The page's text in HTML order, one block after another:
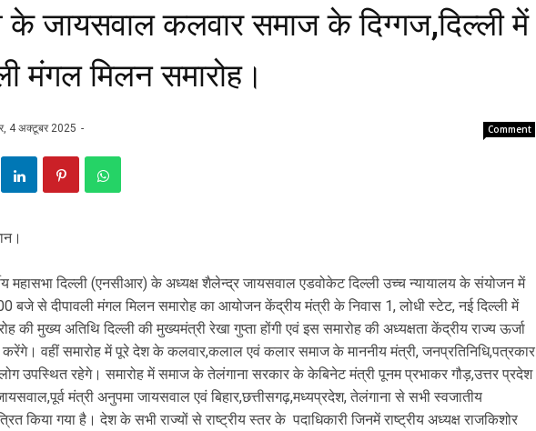
जायसवाल कलवार समाज के दिग्गज,दिल्ली में
मंगल मिलन समारोह।
4 अक्टूबर 2025 Comment
महासभा दिल्ली (एनसीआर) के अध्यक्ष शैलेन्द्र जायसवाल एडवोकेट दिल्ली उच्च न्यायालय के संयोजन में
बजे से दीपावली मंगल मिलन समारोह का आयोजन केंद्रीय मंत्री के निवास 1, लोधी स्टेट, नई दिल्ली में
की मुख्य अतिथि दिल्ली की मुख्यमंत्री रेखा गुप्ता होंगी एवं इस समारोह की अध्यक्षता केंद्रीय राज्य ऊर्जा
करेंगे। वहीं समारोह में पूरे देश के कलवार,कलाल एवं कलार समाज के माननीय मंत्री, जनप्रतिनिधि,पत्रकार
उपस्थित रहेगे। समारोह में समाज के तेलंगाना सरकार के केबिनेट मंत्री पूनम प्रभाकर गौड़,उत्तर प्रदेश
मंत्री अनुपमा जायसवाल एवं बिहार,छत्तीसगढ़,मध्यप्रदेश, तेलंगाना से सभी स्वजातीय
किया गया है। देश के सभी राज्यों से राष्ट्रीय स्तर के पदाधिकारी जिनमें राष्ट्रीय अध्यक्ष राजकिशोर